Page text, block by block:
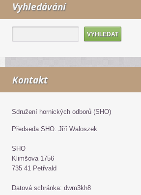
Vyhledávání
Kontakt
Sdružení hornických odborů (SHO)
Předseda SHO: Jiří Waloszek
SHO
Klimšova 1756
735 41 Petřvald
Datová schránka: dwm3kh8